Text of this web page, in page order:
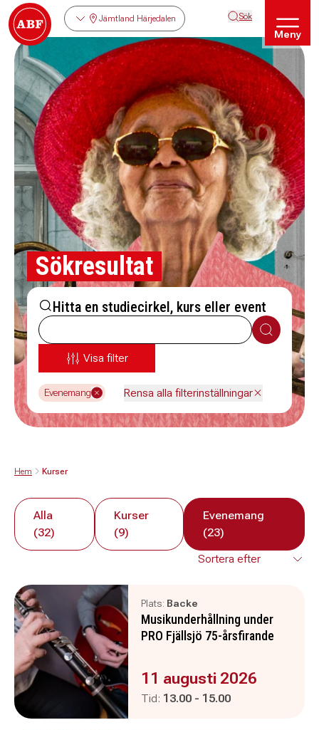
Jämtland Härjedalen Sök
Meny
Sökresultat
Hitta en studiecirkel, kurs eller event
Sök
Visa filter
Evenemang Rensa alla filterinställningar
Hem Kurser
Alla
(32)
Kurser
(9)
Evenemang
(23)
Plats: Backe
Musikunderhållning under
PRO Fjällsjö 75-årsfirande
Evenemanget är :
11 augusti 2026
Tid: Pågår mellan
13.00 - och
15.00